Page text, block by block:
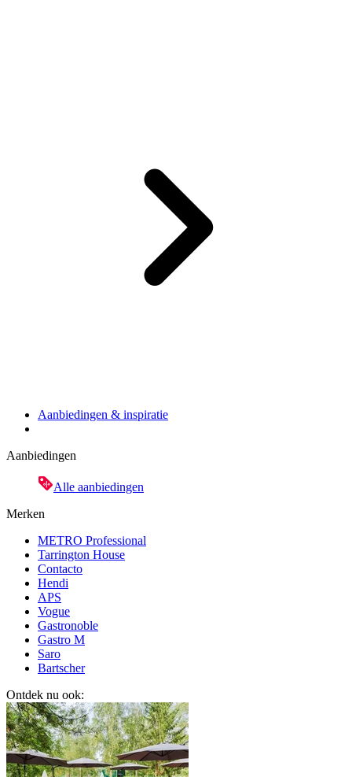
Aanbiedingen & inspiratie
Aanbiedingen
Alle aanbiedingen
Merken
METRO Professional
Tarrington House
Contacto
Hendi
APS
Vogue
Gastronoble
Gastro M
Saro
Bartscher
Ontdek nu ook: